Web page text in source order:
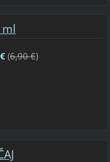
ml
(6,90 €)